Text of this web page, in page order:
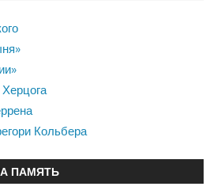
Кольбера
ПАМЯТЬ